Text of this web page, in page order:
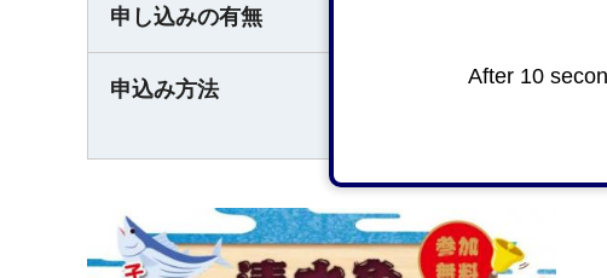
After 10
申し込みの有無
申込み方法
11時までに直接会場へお